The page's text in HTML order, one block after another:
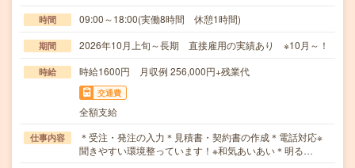
時間 09:00～18:00(実働8時間 休憩1時間)
期間 2026年10月上旬～長期 直接雇用の実績あり ※10月～！
時給 時給1600円 月収例 256,000円+残業代
交通費
全額支給
仕事内容
＊受注・発注の入力＊見積書・契約書の作成＊電話対応※
聞きやすい環境整っています！※和気あいあい＊明る…